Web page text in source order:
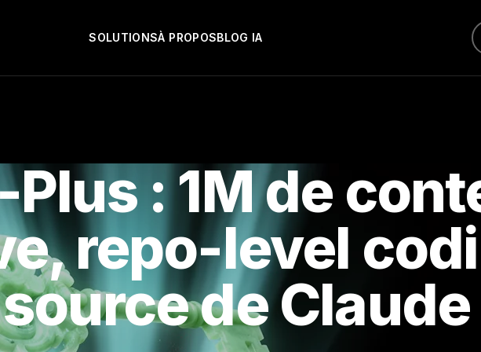
SOLUTIONSÀ PROPOSBLOG IA
: 1M de
repo-level
de